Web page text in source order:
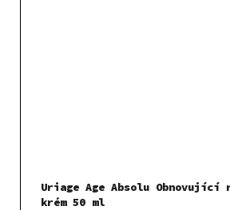
Uriage Age Absolu Obnovující
krém 50 ml